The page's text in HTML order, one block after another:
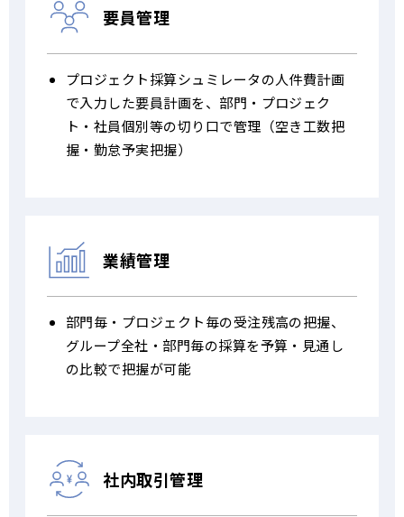
要員管理
プロジェクト採算シュミレータの人件費計画
で入力した要員計画を、部門・プロジェク
ト・社員個別等の切り口で管理（空き工数把
握・勤怠予実把握）
業績管理
部門毎・プロジェクト毎の受注残高の把握、
グループ全社・部門毎の採算を予算・見通し
の比較で把握が可能
社内取引管理